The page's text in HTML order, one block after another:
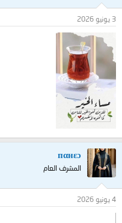
3 يونيو 2026
пαнεɔ
المشرف العام
4 يونيو 2026